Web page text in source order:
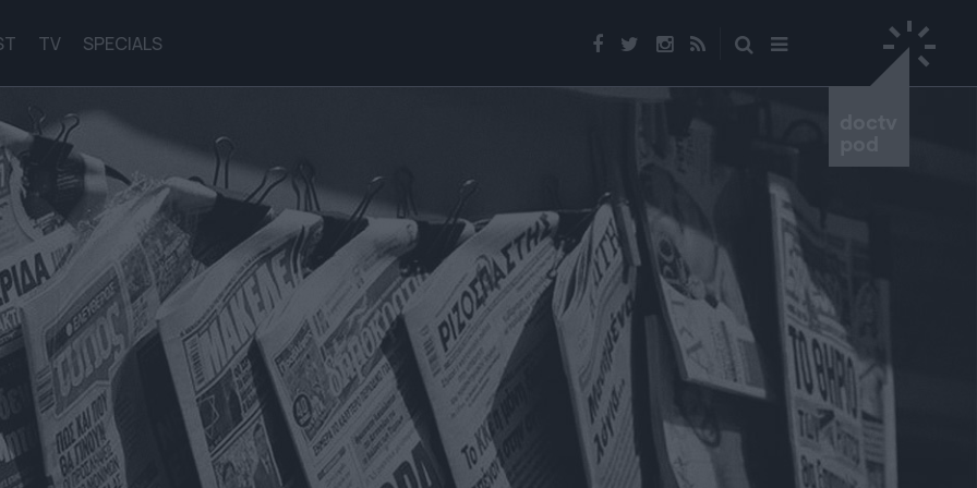
TV SPECIALS